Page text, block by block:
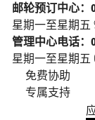
邮轮预订中心：
星期一至星期五
管理中心电话：
星期一至星期五
免费协助
专属支持